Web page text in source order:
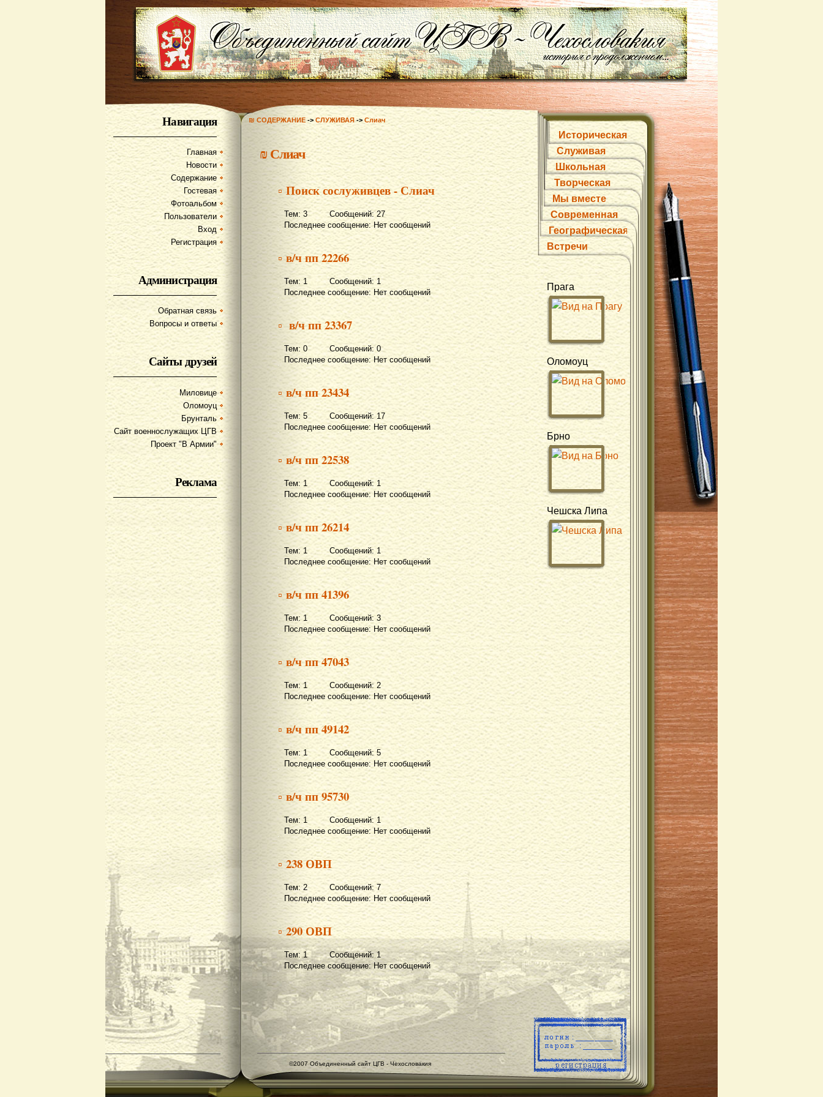
Навигация
Главная
Новости
Содержание
Гостевая
Фотоальбом
Пользователи
Вход
Регистрация
Администрация
Обратная связь
Вопросы и ответы
Сайты друзей
Миловице
Оломоуц
Брунталь
Сайт военнослужащих ЦГВ
Проект "В Армии"
Реклама
₪ СОДЕРЖАНИЕ -> СЛУЖИВАЯ -> Слиач
₪Слиач
▫ Поиск сослуживцев - Слиач
Тем: 3 Сообщений: 27
Последнее сообщение: Нет сообщений
▫ в/ч пп 22266
Тем: 1 Сообщений: 1
Последнее сообщение: Нет сообщений
▫ в/ч пп 23367
Тем: 0 Сообщений: 0
Последнее сообщение: Нет сообщений
▫ в/ч пп 23434
Тем: 5 Сообщений: 17
Последнее сообщение: Нет сообщений
▫ в/ч пп 22538
Тем: 1 Сообщений: 1
Последнее сообщение: Нет сообщений
▫ в/ч пп 26214
Тем: 1 Сообщений: 1
Последнее сообщение: Нет сообщений
▫ в/ч пп 41396
Тем: 1 Сообщений: 3
Последнее сообщение: Нет сообщений
▫ в/ч пп 47043
Тем: 1 Сообщений: 2
Последнее сообщение: Нет сообщений
▫ в/ч пп 49142
Тем: 1 Сообщений: 5
Последнее сообщение: Нет сообщений
▫ в/ч пп 95730
Тем: 1 Сообщений: 1
Последнее сообщение: Нет сообщений
▫ 238 ОВП
Тем: 2 Сообщений: 7
Последнее сообщение: Нет сообщений
▫ 290 ОВП
Тем: 1 Сообщений: 1
Последнее сообщение: Нет сообщений
Историческая
Служивая
Школьная
Творческая
Мы вместе
Современная
Географическая
Встречи
Прага
Оломоуц
Брно
Чешска Липа
©2007 Объединенный сайт ЦГВ - Чехословакия